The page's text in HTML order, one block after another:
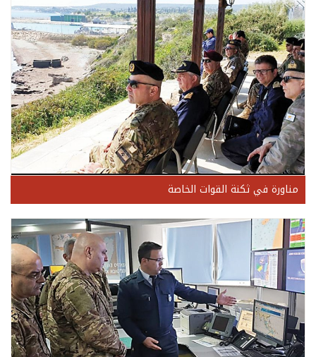
مناورة في ثكنة القوات الخاصة